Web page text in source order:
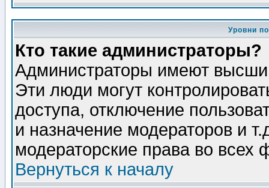
Уровни
Кто такие администраторы?
Администраторы имеют
Эти люди могут
доступа, отключение
и назначение модераторов и
модераторские права во всех
Вернуться к началу